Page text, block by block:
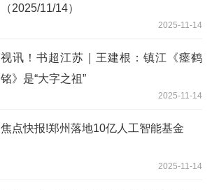
（2025/11/14）
2025-11-14
视讯！书超江苏｜王建根：镇江《瘗鹤
铭》是“大字之祖”
2025-11-14
焦点快报!郑州落地10亿人工智能基金
2025-11-14